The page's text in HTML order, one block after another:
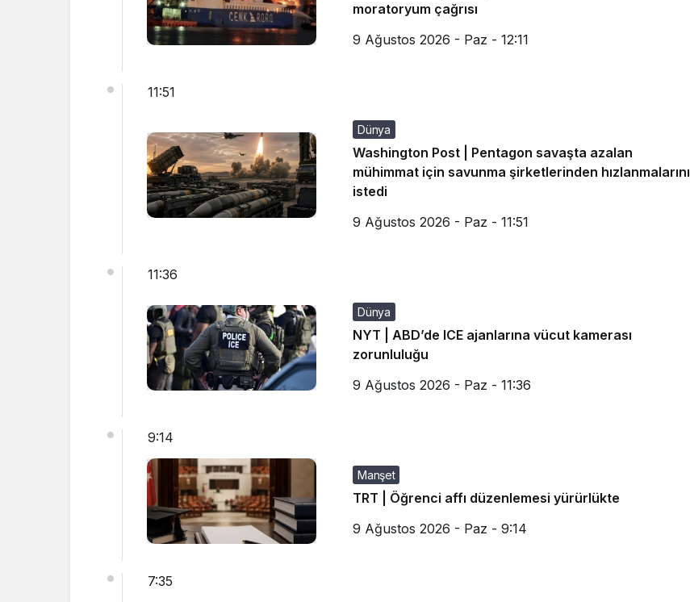
moratoryum çağrısı
9 Ağustos 2026 - Paz - 12:11
11:51
Dünya
Washington Post | Pentagon savaşta azalan
mühimmat için savunma şirketlerinden hızlanmalarını
istedi
9 Ağustos 2026 - Paz - 11:51
11:36
Dünya
NYT | ABD’de ICE ajanlarına vücut kamerası
zorunluluğu
9 Ağustos 2026 - Paz - 11:36
9:14
Manşet
TRT | Öğrenci affı düzenlemesi yürürlükte
9 Ağustos 2026 - Paz - 9:14
7:35